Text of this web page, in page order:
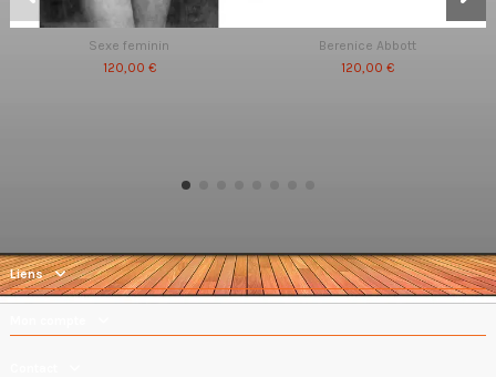
Sexe feminin
120,00 €
Berenice Abbott
120,00 €
Liens